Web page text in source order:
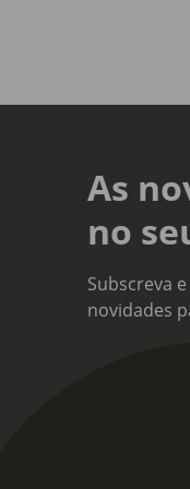
As
no
Subscreva
novidades